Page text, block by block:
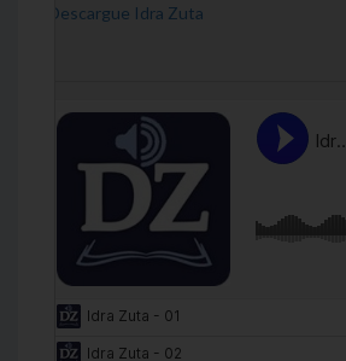
[Descargue Idra Zuta